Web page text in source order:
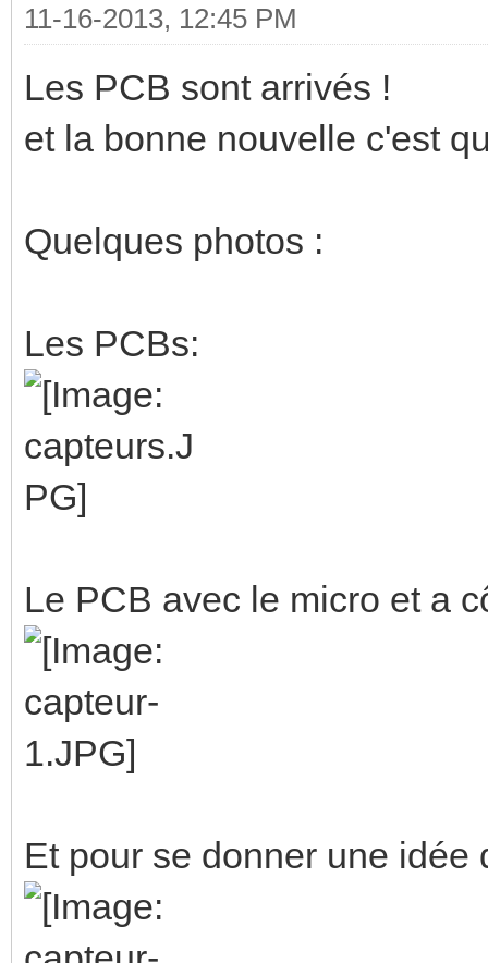
11-16-2013, 12:45 PM
Les PCB sont arrivés !
et la bonne nouvelle c'est
Quelques photos :
Les PCBs:
Le PCB avec le micro et a
Et pour se donner une idée